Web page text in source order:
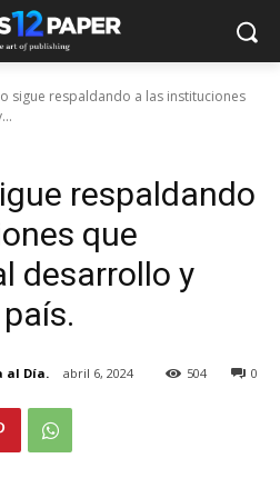
sigue respaldando a las instituciones
respaldando
que
desarrollo y
al Día. abril 6, 2024 0
504